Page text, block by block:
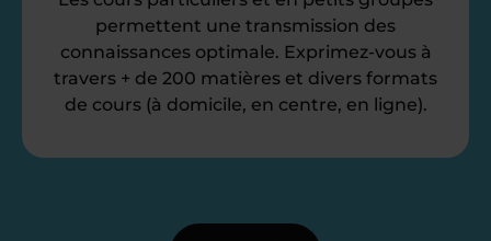
permettent une transmission des
connaissances optimale. Exprimez-vous à
travers + de 200 matières et divers formats
de cours (à domicile, en centre, en ligne).